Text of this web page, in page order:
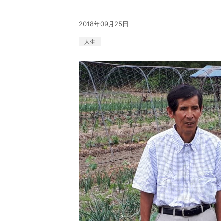
2018年09月25日
人生